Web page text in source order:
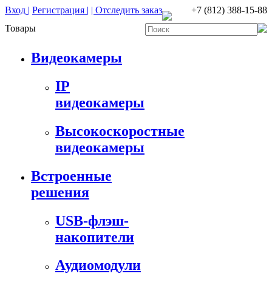
Вход | Регистрация | | Отследить заказ
+7 (812) 388-15-88
Товары
Видеокамеры
IP
видеокамеры
Высокоскоростные
видеокамеры
Встроенные
решения
USB-флэш-
накопители
Аудиомодули